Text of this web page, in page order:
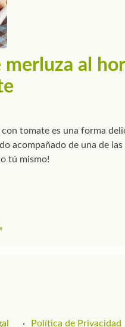
merluza al
con tomate es una forma
acompañado de una de las
tú mismo!
Política de Privacidad